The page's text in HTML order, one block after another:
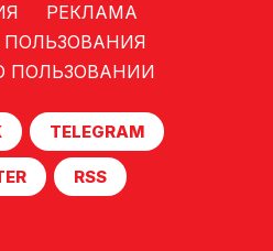
РЕКЛАМА
ПОЛЬЗОВАНИИ
TELEGRAM
RSS